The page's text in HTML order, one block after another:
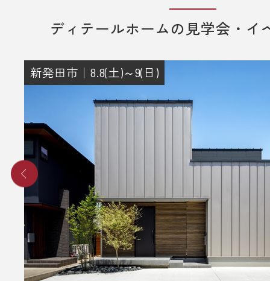
ディテールホームの見学会・イ
新発田市｜8.8(土)～9(日)